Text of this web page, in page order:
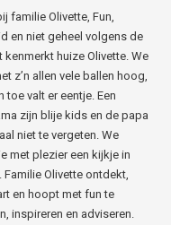
familie Olivette, Fun,
en niet geheel volgens de
kenmerkt huize Olivette. We
z’n allen vele ballen hoog,
toe valt er eentje. Een
zijn blije kids en de papa
niet te vergeten. We
met plezier een kijkje in
Familie Olivette ontdekt,
en hoopt met fun te
inspireren en adviseren.